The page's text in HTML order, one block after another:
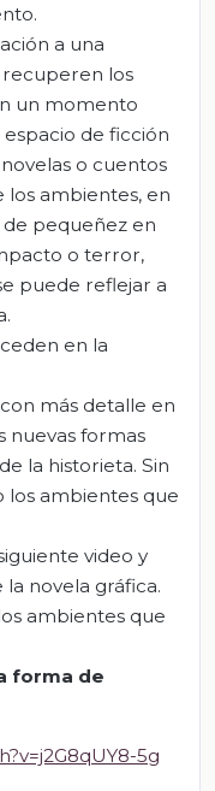
a una
recuperen los
un momento
de ficción
o cuentos
los ambientes, en
de pequeñez en
o terror,
puede reflejar a
en la
más detalle en
nuevas formas
la historieta. Sin
los ambientes que
video y
novela gráfica.
ambientes que
forma de
5g